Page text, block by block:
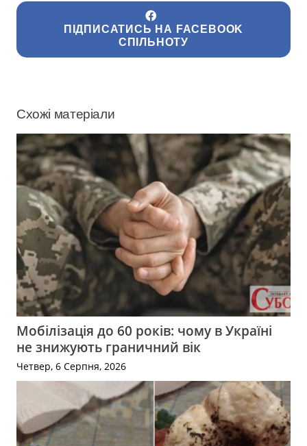
ПІДПИСАТИСЬ НА FACEBOOK
СПІЛЬНОТУ
Схожі матеріали
Мобілізація до 60 років: чому в Україні
не знижують граничний вік
Четвер, 6 Серпня, 2026